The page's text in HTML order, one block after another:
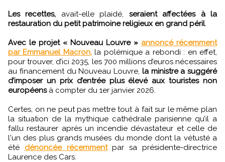
Les recettes, avait-elle plaidé, seraient affectées à la
restauration du petit patrimoine religieux en grand péril.
Avec le projet « Nouveau Louvre » annoncé récemment
par Emmanuel Macron,la polémique a rebondi : en effet,
pour trouver, d’ici 2035, les 700 millions d’euros nécessaires
au financement du Nouveau Louvre, la ministre a suggéré
d’imposer un prix d’entrée plus élevé aux touristes non
européensà compter du 1er janvier 2026.
Certes, on ne peut pas mettre tout à fait sur le même plan
la situation de la mythique cathédrale parisienne qu’il a
fallu restaurer après un incendie dévastateur et celle de
l'un des plus grands musées du monde dont la vétusté a
été dénoncée récemmentpar sa présidente-directrice
Laurence des Cars.